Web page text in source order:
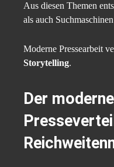
Aus diesen Themen
als auch
Moderne Pressearbeit
Storytelling.
Der